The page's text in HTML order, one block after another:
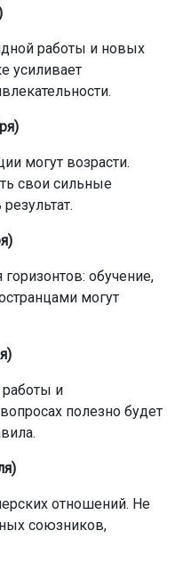
работы и новых
усиливает
могут возрасти.
свои сильные
обучение,
могут
и
полезно будет
отношений. Не
союзников,